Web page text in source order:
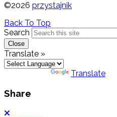
©2026 przystajnik
Back To Top
Search
Close
Translate »
Translate
Share